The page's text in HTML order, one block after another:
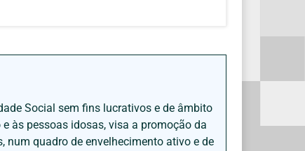
Social sem fins lucrativos e de âmbito
às pessoas idosas, visa a promoção da
num quadro de envelhecimento ativo e de